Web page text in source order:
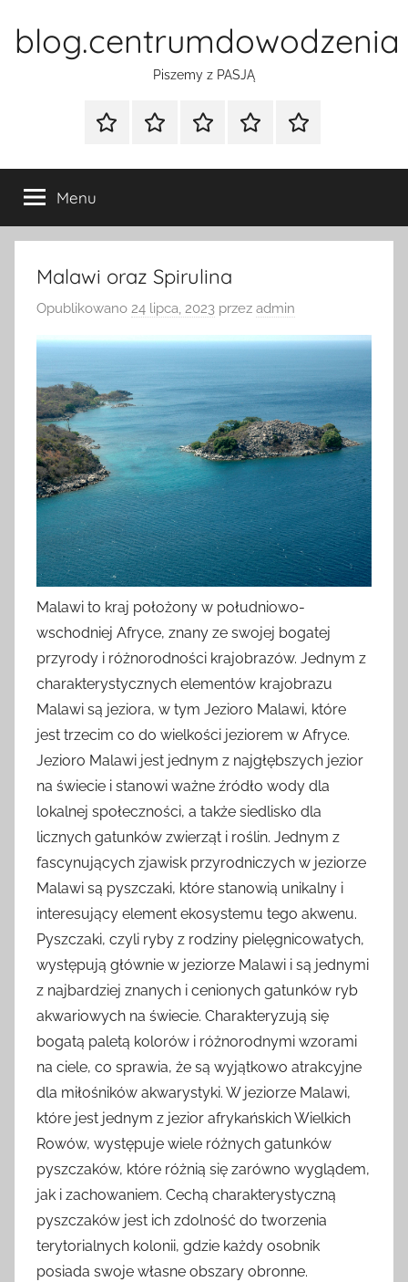
blog.centrumdowodzenia
Piszemy z PASJĄ
Strona
PolitykaWpisy
SEO
Instagram
Menu
Malawi oraz Spirulina
Opublikowano 24 lipca, 2023 przez admin
Malawi to kraj położony w południowo-
wschodniej Afryce, znany ze swojej bogatej
przyrody i różnorodności krajobrazów. Jednym z
charakterystycznych elementów krajobrazu
Malawi są jeziora, w tym Jezioro Malawi, które
jest trzecim co do wielkości jeziorem w Afryce.
Jezioro Malawi jest jednym z najgłębszych jezior
na świecie i stanowi ważne źródło wody dla
lokalnej społeczności, a także siedlisko dla
licznych gatunków zwierząt i roślin. Jednym z
fascynujących zjawisk przyrodniczych w jeziorze
Malawi są pyszczaki, które stanowią unikalny i
interesujący element ekosystemu tego akwenu.
Pyszczaki, czyli ryby z rodziny pielęgnicowatych,
występują głównie w jeziorze Malawi i są jednymi
z najbardziej znanych i cenionych gatunków ryb
akwariowych na świecie. Charakteryzują się
bogatą paletą kolorów i różnorodnymi wzorami
na ciele, co sprawia, że są wyjątkowo atrakcyjne
dla miłośników akwarystyki. W jeziorze Malawi,
które jest jednym z jezior afrykańskich Wielkich
Rowów, występuje wiele różnych gatunków
pyszczaków, które różnią się zarówno wyglądem,
jak i zachowaniem. Cechą charakterystyczną
pyszczaków jest ich zdolność do tworzenia
terytorialnych kolonii, gdzie każdy osobnik
posiada swoje własne obszary obronne.